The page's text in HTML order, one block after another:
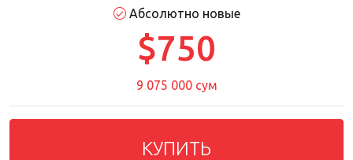
Абсолютно новые
$750
9 075 000 сум
КУПИТЬ